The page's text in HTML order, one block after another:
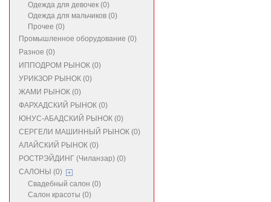
Одежда для девочек (0)
Одежда для мальчиков (0)
Прочее (0)
Промышленное оборудование (0)
Разное (0)
ИППОДРОМ РЫНОК (0)
УРИКЗОР РЫНОК (0)
ЖАМИ РЫНОК (0)
ФАРХАДСКИЙ РЫНОК (0)
ЮНУС-АБАДСКИЙ РЫНОК (0)
СЕРГЕЛИ МАШИННЫЙ РЫНОК (0)
АЛАЙСКИЙ РЫНОК (0)
РОСТРЭЙДИНГ (Чиланзар) (0)
САЛОНЫ (0)
Свадебный салон (0)
Салон красоты (0)